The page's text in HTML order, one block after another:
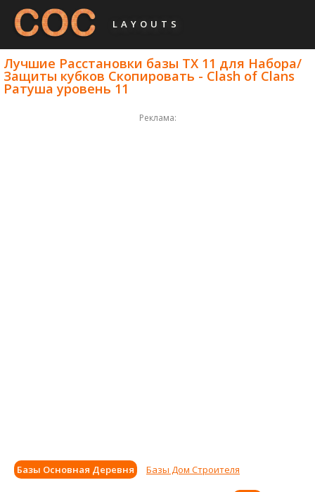
LAYOUTS
Лучшие Расстановки базы ТХ 11 для Набора/
Защиты кубков Скопировать - Clash of Clans
Ратуша уровень 11
Реклама:
Базы Основная Деревня Базы Дом Строителя